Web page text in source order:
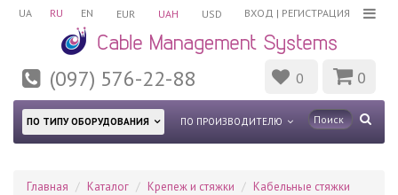
UA RU EN ВХОД | РЕГИСТРАЦИЯ
EUR UAH USD
(097) 576-22-88 0 0
ПО ТИПУ ОБОРУДОВАНИЯ ПО ПРОИЗВОДИТЕЛЮ
Главная Каталог Крепеж и стяжки
Кабельные стяжки